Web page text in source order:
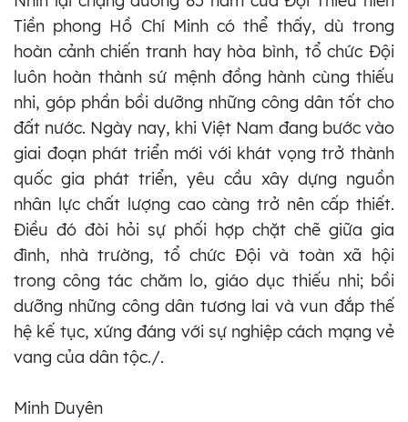
Tiền phong Hồ Chí Minh có thể thấy, dù trong
hoàn cảnh chiến tranh hay hòa bình, tổ chức Đội
luôn hoàn thành sứ mệnh đồng hành cùng thiếu
nhi, góp phần bồi dưỡng những công dân tốt cho
đất nước. Ngày nay, khi Việt Nam đang bước vào
giai đoạn phát triển mới với khát vọng trở thành
quốc gia phát triển, yêu cầu xây dựng nguồn
nhân lực chất lượng cao càng trở nên cấp thiết.
Điều đó đòi hỏi sự phối hợp chặt chẽ giữa gia
đình, nhà trường, tổ chức Đội và toàn xã hội
trong công tác chăm lo, giáo dục thiếu nhi; bồi
dưỡng những công dân tương lai và vun đắp thế
hệ kế tục, xứng đáng với sự nghiệp cách mạng vẻ
vang của dân tộc./.
Minh Duyên